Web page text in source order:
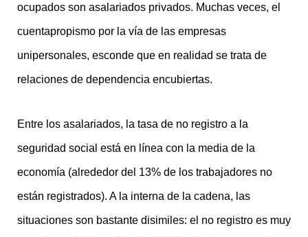
ocupados son asalariados privados. Muchas veces, el
cuentapropismo por la vía de las empresas
unipersonales, esconde que en realidad se trata de
relaciones de dependencia encubiertas.
Entre los asalariados, la tasa de no registro a la
seguridad social está en línea con la media de la
economía (alrededor del 13% de los trabajadores no
están registrados). A la interna de la cadena, las
situaciones son bastante disimiles: el no registro es muy